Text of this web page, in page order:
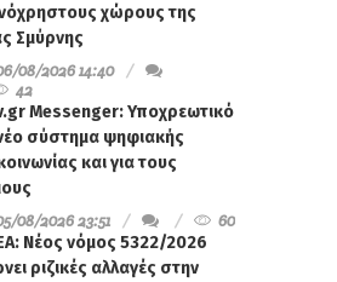
χώρους της
Σμύρνης
08/2026 14:40
42
Messenger: Υποχρεωτικό
σύστημα ψηφιακής
και για τους
08/2026 23:51
60
Νέος νόμος 5322/2026
ριζικές αλλαγές στην